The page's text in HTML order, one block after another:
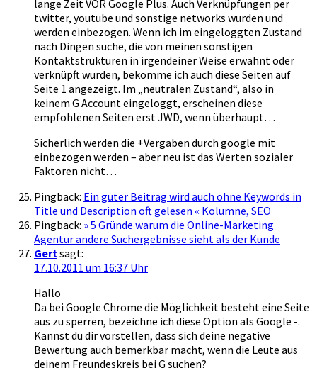
lange Zeit VOR Google Plus. Auch Verknüpfungen per
twitter, youtube und sonstige networks wurden und
werden einbezogen. Wenn ich im eingeloggten Zustand
nach Dingen suche, die von meinen sonstigen
Kontaktstrukturen in irgendeiner Weise erwähnt oder
verknüpft wurden, bekomme ich auch diese Seiten auf
Seite 1 angezeigt. Im „neutralen Zustand“, also in
keinem G Account eingeloggt, erscheinen diese
empfohlenen Seiten erst JWD, wenn überhaupt…
Sicherlich werden die +Vergaben durch google mit
einbezogen werden – aber neu ist das Werten sozialer
Faktoren nicht…
Pingback: Ein guter Beitrag wird auch ohne Keywords in
Title und Description oft gelesen « Kolumne, SEO
Pingback: » 5 Gründe warum die Online-Marketing
Agentur andere Suchergebnisse sieht als der Kunde
Gertsagt:
17.10.2011 um 16:37 Uhr
Hallo
Da bei Google Chrome die Möglichkeit besteht eine Seite
aus zu sperren, bezeichne ich diese Option als Google -.
Kannst du dir vorstellen, dass sich deine negative
Bewertung auch bemerkbar macht, wenn die Leute aus
deinem Freundeskreis bei G suchen?